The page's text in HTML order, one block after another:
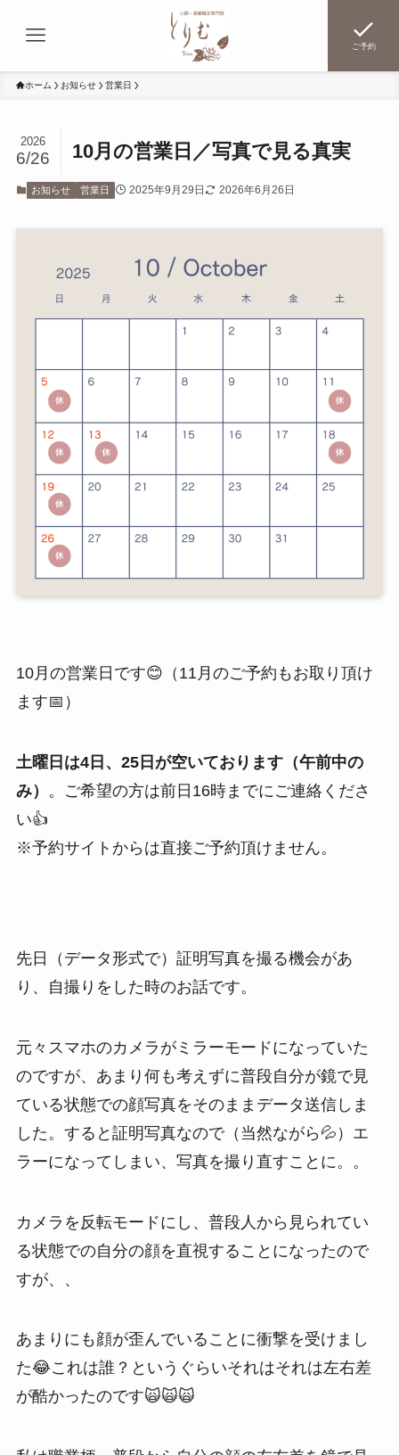
ご予約
ホーム お知らせ 営業日
10月の営業日／写真で見る真実
2026
6/26
お知らせ 営業日 2025年9月29日 2026年6月26日
10月の営業日です😊（11月のご予約もお取り頂け
ます📅）
土曜日は4日、25日が空いております（午前中の
み） 。ご希望の方は前日16時までにご連絡くださ
い👍
※予約サイトからは直接ご予約頂けません。
先日（データ形式で）証明写真を撮る機会があ
り、自撮りをした時のお話です。
元々スマホのカメラがミラーモードになっていた
のですが、あまり何も考えずに普段自分が鏡で見
ている状態での顔写真をそのままデータ送信しま
した。すると証明写真なので（当然ながら💦）エ
ラーになってしまい、写真を撮り直すことに。。
カメラを反転モードにし、普段人から見られてい
る状態での自分の顔を直視することになったので
すが、、
あまりにも顔が歪んでいることに衝撃を受けまし
た😂これは誰？というぐらいそれはそれは左右差
が酷かったのです🙀🙀🙀